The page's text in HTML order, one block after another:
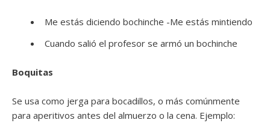
Me estás diciendo bochinche -Me estás mintiendo
Cuando salió el profesor se armó un bochinche
Boquitas
Se usa como jerga para bocadillos, o más comúnmente
para aperitivos antes del almuerzo o la cena. Ejemplo: